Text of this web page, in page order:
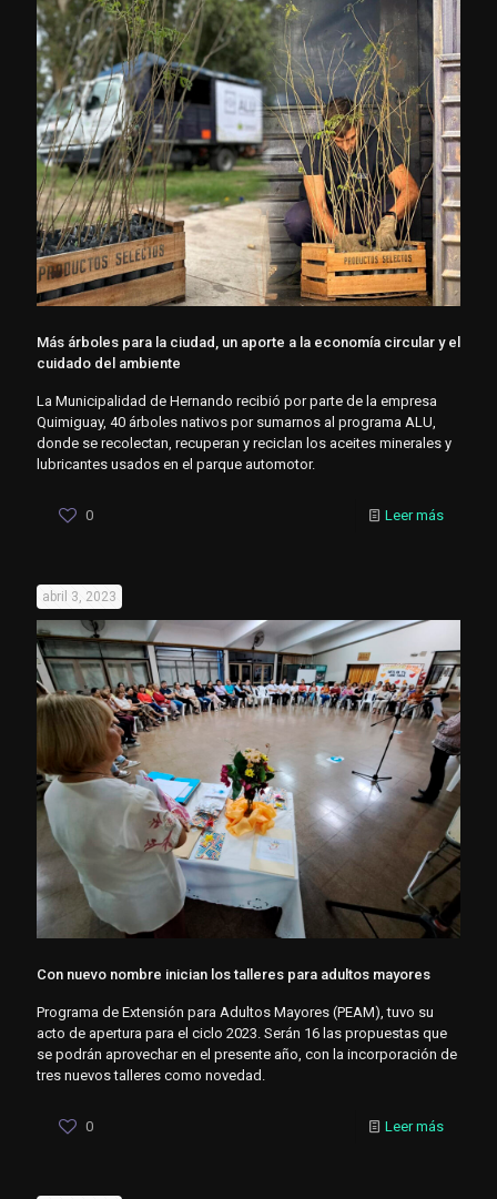
Más árboles para la ciudad, un aporte a la economía circular y el
cuidado del ambiente
La Municipalidad de Hernando recibió por parte de la empresa
Quimiguay, 40 árboles nativos por sumarnos al programa ALU,
donde se recolectan, recuperan y reciclan los aceites minerales y
lubricantes usados en el parque automotor.
0 Leer más
abril 3, 2023
Con nuevo nombre inician los talleres para adultos mayores
Programa de Extensión para Adultos Mayores (PEAM), tuvo su
acto de apertura para el ciclo 2023. Serán 16 las propuestas que
se podrán aprovechar en el presente año, con la incorporación de
tres nuevos talleres como novedad.
0 Leer más